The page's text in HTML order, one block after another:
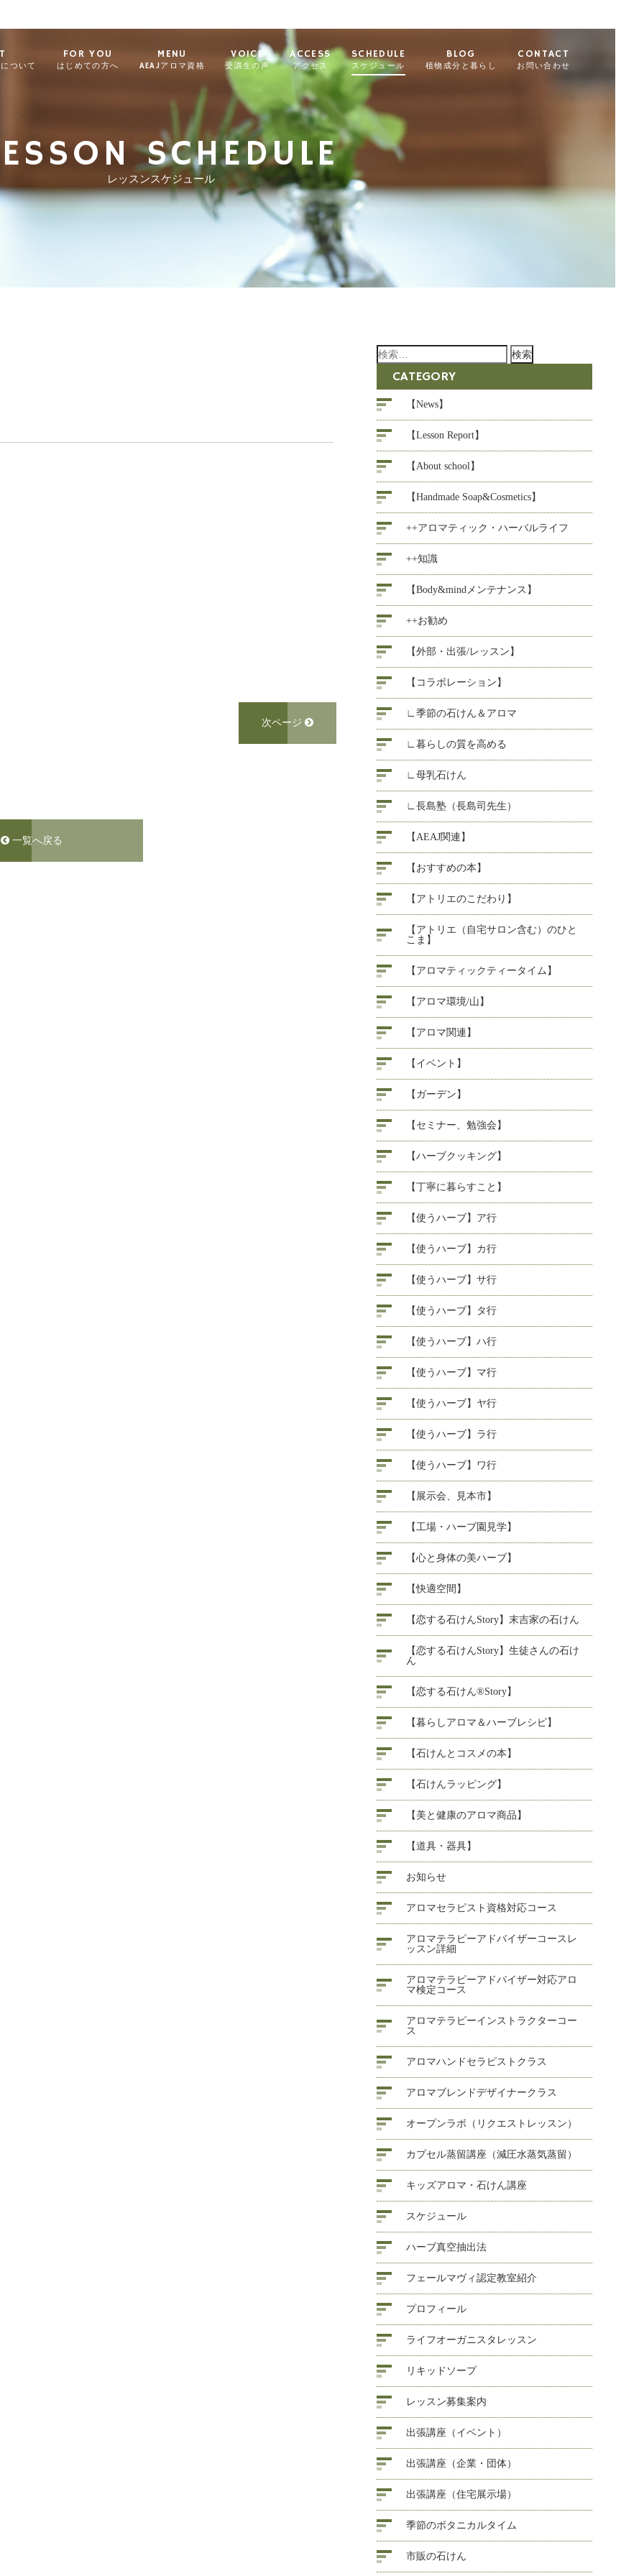
ついて
FOR YOU
はじめての方へ
MENU
AEAJアロマ資格
VOICE
受講生の声
ACCESS
アクセス
SCHEDULE
スケジュール
BLOG
植物成分と暮らし
CONTACT
お問い合わせ
SCHEDULE
レッスンスケジュール
次ページ
一覧へ戻る
検
CATEGORY
【News】
【Lesson Report】
【About school】
【Handmade Soap&Cosmetics】
++アロマティック・ハーバルライフ
++知識
【Body&mindメンテナンス】
++お勧め
【外部・出張/レッスン】
【コラボレーション】
∟季節の石けん＆アロマ
∟暮らしの質を高める
∟母乳石けん
∟長島塾（長島司先生）
【AEAJ関連】
【おすすめの本】
【アトリエのこだわり】
【アトリエ（自宅サロン含む）のひと
こま】
【アロマティックティータイム】
【アロマ環境/山】
【アロマ関連】
【イベント】
【ガーデン】
【セミナー、勉強会】
【ハーブクッキング】
【丁寧に暮らすこと】
【使うハーブ】ア行
【使うハーブ】カ行
【使うハーブ】サ行
【使うハーブ】タ行
【使うハーブ】ハ行
【使うハーブ】マ行
【使うハーブ】ヤ行
【使うハーブ】ラ行
【使うハーブ】ワ行
【展示会、見本市】
【工場・ハーブ園見学】
【心と身体の美ハーブ】
【快適空間】
【恋する石けんStory】末吉家の石けん
【恋する石けんStory】生徒さんの石け
ん
【恋する石けん®Story】
【暮らしアロマ＆ハーブレシピ】
【石けんとコスメの本】
【石けんラッピング】
【美と健康のアロマ商品】
【道具・器具】
お知らせ
アロマセラピスト資格対応コース
アロマテラピーアドバイザーコースレ
ッスン詳細
アロマテラピーアドバイザー対応アロ
マ検定コース
アロマテラピーインストラクターコー
ス
アロマハンドセラピストクラス
アロマブレンドデザイナークラス
オープンラボ（リクエストレッスン）
カプセル蒸留講座（減圧水蒸気蒸留）
キッズアロマ・石けん講座
スケジュール
ハーブ真空抽出法
フェールマヴィ認定教室紹介
プロフィール
ライフオーガニスタレッスン
リキッドソープ
レッスン募集案内
出張講座（イベント）
出張講座（企業・団体）
出張講座（住宅展示場）
季節のボタニカルタイム
市販の石けん